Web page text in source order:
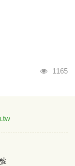
瀏覽人
1165